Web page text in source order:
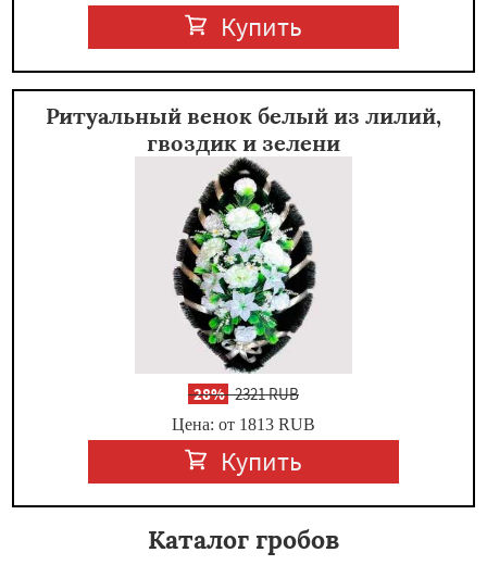
Купить
Ритуальный венок белый из лилий,
гвоздик и зелени
-28%2321 RUB
Цена: от 1813 RUB
Купить
Каталог гробов